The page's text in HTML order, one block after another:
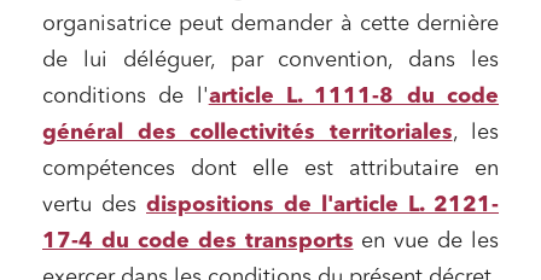
organisatrice peut demander à cette dernière
de lui déléguer, par convention, dans les
conditions de l'article L. 1111-8 du code
général des collectivités territoriales, les
compétences dont elle est attributaire en
vertu des dispositions de l'article L. 2121-
17-4 du code des transports en vue de les